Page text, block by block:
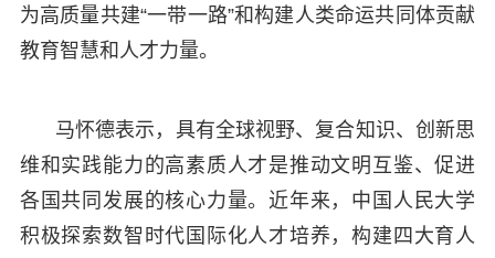
为高质量共建“一带一路”和构建人类命运共同体贡献
教育智慧和人才力量。
马怀德表示，具有全球视野、复合知识、创新思
维和实践能力的高素质人才是推动文明互鉴、促进
各国共同发展的核心力量。近年来，中国人民大学
积极探索数智时代国际化人才培养，构建四大育人